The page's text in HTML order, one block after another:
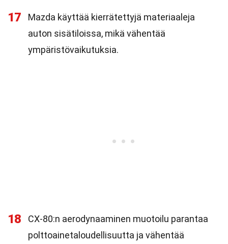
17
Mazda käyttää kierrätettyjä materiaaleja
auton sisätiloissa, mikä vähentää
ympäristövaikutuksia.
18
CX-80:n aerodynaaminen muotoilu parantaa
polttoainetaloudellisuutta ja vähentää